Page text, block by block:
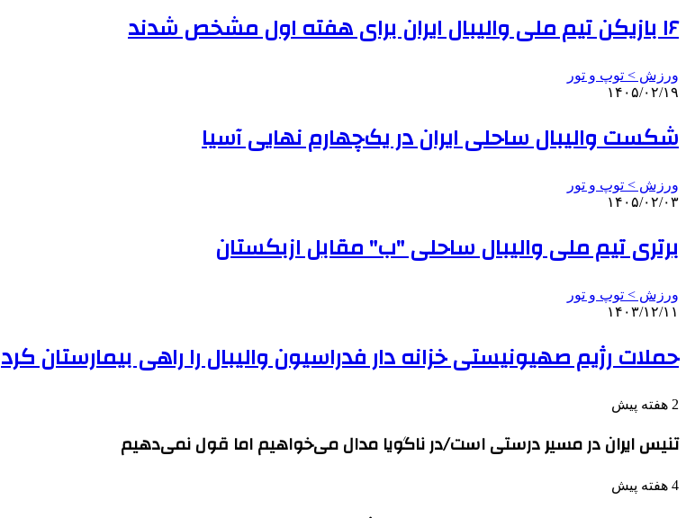
۱۶ بازیکن تیم ملی والیبال ایران برای هفته اول مشخص شدند
ورزش > توپ و تور
۱۴۰۵/۰۲/۱۹
شکست والیبال ساحلی ایران در یک‌چهارم نهایی آسیا
ورزش > توپ و تور
۱۴۰۵/۰۲/۰۳
برتری تیم ملی والیبال ساحلی "ب" مقابل ازبکستان
ورزش > توپ و تور
۱۴۰۳/۱۲/۱۱
حملات رژیم صهیونیستی خزانه دار فدراسیون والیبال را راهی بیمارستان کرد
2 هفته پیش
تنیس ایران در مسیر درستی است/در ناگویا مدال می‌خواهیم اما قول نمی‌دهیم
4 هفته پیش